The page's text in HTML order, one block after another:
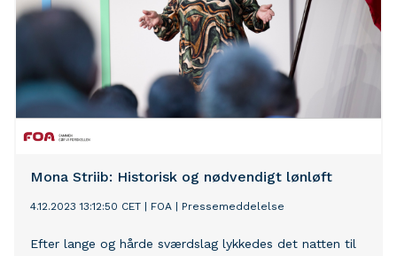
Mona Striib: Historisk og nødvendigt lønløft
4.12.2023 13:12:50 CET FOA Pressemeddelelse
Efter lange og hårde sværdslag lykkedes det natten til